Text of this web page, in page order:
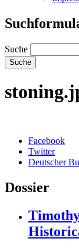
Suche
Facebook
Twitter
Deutscher
Dossier